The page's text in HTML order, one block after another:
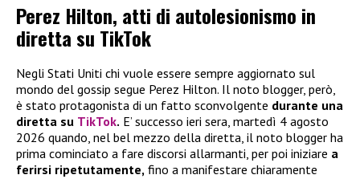
Perez Hilton, atti di autolesionismo in
diretta su TikTok
Negli Stati Uniti chi vuole essere sempre aggiornato sul
mondo del gossip segue Perez Hilton. Il noto blogger, però,
è stato protagonista di un fatto sconvolgente durante una
diretta su TikTok. E’ successo ieri sera, martedì 4 agosto
2026 quando, nel bel mezzo della diretta, il noto blogger ha
prima cominciato a fare discorsi allarmanti, per poi iniziare a
ferirsi ripetutamente, fino a manifestare chiaramente